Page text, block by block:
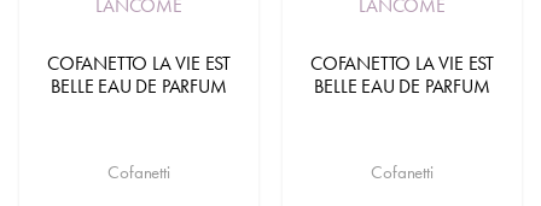
LANCÔME
COFANETTO LA VIE EST
BELLE EAU DE PARFUM
Cofanetti
LANCÔME
COFANETTO LA VIE EST
BELLE EAU DE PARFUM
Cofanetti